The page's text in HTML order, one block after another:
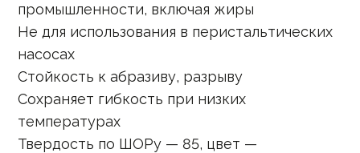
промышленности, включая жиры
Не для использования в перистальтических
насосах
Стойкость к абразиву, разрыву
Сохраняет гибкость при низких
температурах
Твердость по ШОРу — 85, цвет —